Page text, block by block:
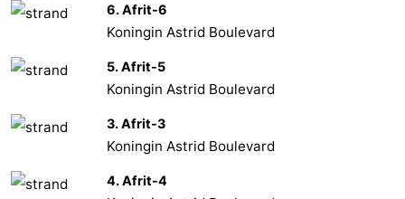
6. Afrit-6
Koningin Astrid Boulevard
5. Afrit-5
Koningin Astrid Boulevard
3. Afrit-3
Koningin Astrid Boulevard
4. Afrit-4